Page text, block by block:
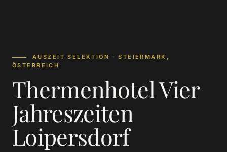
AUSZEIT SELEKTION · STEIERMARK,
ÖSTERREICH
Thermenhotel Vier
Jahreszeiten
Loipersdorf